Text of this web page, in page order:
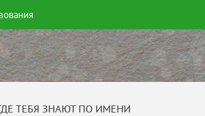
ТЕБЯ ЗНАЮТ ПО ИМЕНИ